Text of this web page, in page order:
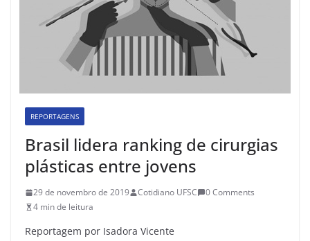
REPORTAGENS
Brasil lidera ranking de cirurgias
plásticas entre jovens
29 de novembro de 2019 Cotidiano UFSC
0 Comments
4 min de leitura
Reportagem por Isadora Vicente